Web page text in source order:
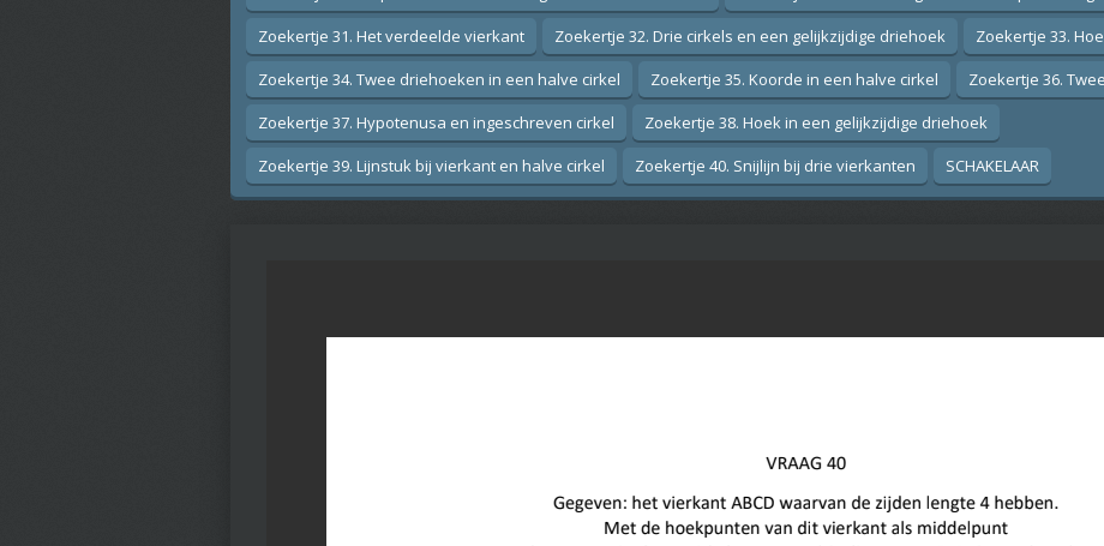
Zoekertje 31. Het verdeelde vierkant
Zoekertje 32. Drie cirkels en een gelijkzijdige driehoek
Zoekertje 33.
Zoekertje 34. Twee driehoeken in een halve cirkel
Zoekertje 35. Koorde in een halve cirkel
Zoekertje 36.
Zoekertje 37. Hypotenusa en ingeschreven cirkel
Zoekertje 38. Hoek in een gelijkzijdige driehoek
Zoekertje 39. Lijnstuk bij vierkant en halve cirkel
Zoekertje 40. Snijlijn bij drie vierkanten SCHAKELAAR